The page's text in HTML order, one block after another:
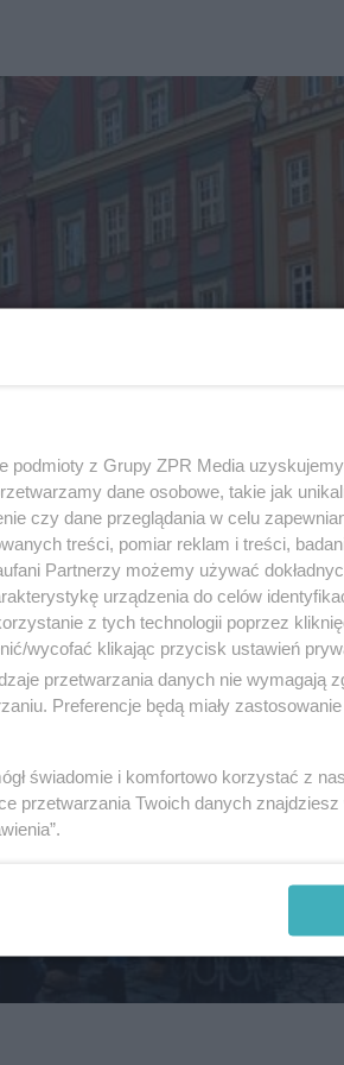
podmioty z Grupy ZPR Media
dane osobowe, takie jak
czy dane przeglądania w celu
treści, pomiar reklam i treści,
Partnerzy możemy używać
urządzenia do celów
z tych technologii poprzez
wycofać klikając przycisk ustawień
przetwarzania danych nie wymagają
Preferencje będą miały
świadomie i komfortowo korzystać z
przetwarzania Twoich danych znajdziesz